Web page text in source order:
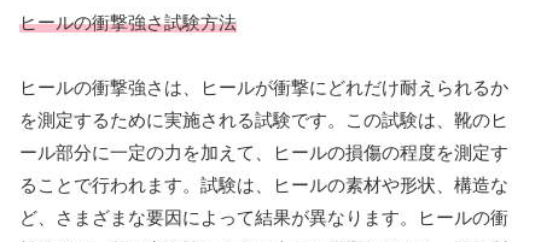
ヒールの衝撃強さ試験方法
ヒールの衝撃強さは、ヒールが衝撃にどれだけ耐えられるか
を測定するために実施される試験です。この試験は、靴のヒ
ール部分に一定の力を加えて、ヒールの損傷の程度を測定す
ることで行われます。試験は、ヒールの素材や形状、構造な
ど、さまざまな要因によって結果が異なります。ヒールの衝